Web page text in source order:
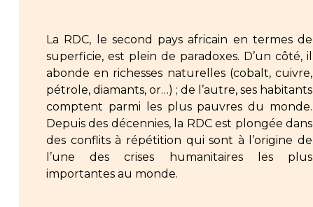
La RDC, le second pays africain en termes de
superficie, est plein de paradoxes. D’un côté, il
abonde en richesses naturelles (cobalt, cuivre,
pétrole, diamants, or…) ; de l’autre, ses habitants
comptent parmi les plus pauvres du monde.
Depuis des décennies, la RDC est plongée dans
des conflits à répétition qui sont à l’origine de
l’une des crises humanitaires les plus
importantes au monde.